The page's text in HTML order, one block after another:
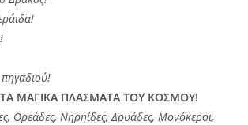
ΤΑ ΜΑΓΙΚΑ ΠΛΑΣΜΑΤΑ ΤΟΥ ΚΟΣΜΟΥ!
Ορεάδες, Νηρηίδες, Δρυάδες, Μονόκεροι,